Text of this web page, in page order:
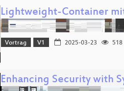
Lightweight-Container
Vortrag V1 2025-03-23 518
Enhancing Security with